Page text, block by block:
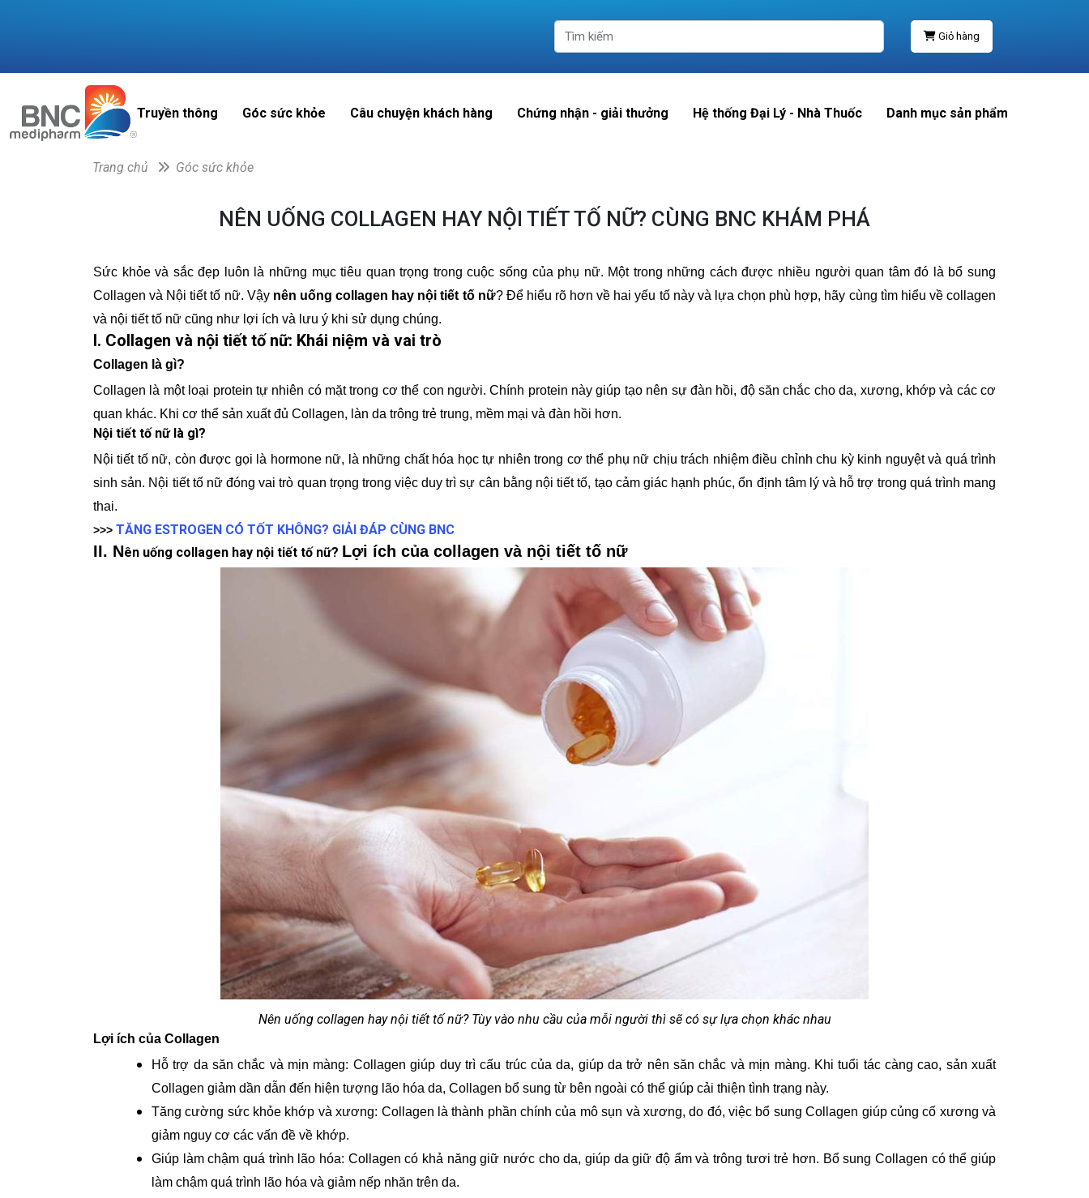
Giỏ hàng
Truyền thông Góc sức khỏe Câu chuyện khách hàng Chứng nhận - giải thưởng Hệ thống Đại Lý - Nhà Thuốc Danh mục sản phẩm
Trang chủ Góc sức khỏe
NÊN UỐNG COLLAGEN HAY NỘI TIẾT TỐ NỮ? CÙNG BNC KHÁM PHÁ
Sức khỏe và sắc đẹp luôn là những mục tiêu quan trọng trong cuộc sống của phụ nữ. Một trong những cách được nhiều người quan tâm đó là bổ sung
Collagen và Nội tiết tố nữ. Vậy nên uống collagen hay nội tiết tố nữ? Để hiểu rõ hơn về hai yếu tố này và lựa chọn phù hợp, hãy cùng tìm hiểu về collagen
và nội tiết tố nữ cũng như lợi ích và lưu ý khi sử dụng chúng.
I. Collagen và nội tiết tố nữ: Khái niệm và vai trò
Collagen là gì?
Collagen là một loại protein tự nhiên có mặt trong cơ thể con người. Chính protein này giúp tạo nên sự đàn hồi, độ săn chắc cho da, xương, khớp và các cơ
quan khác. Khi cơ thể sản xuất đủ Collagen, làn da trông trẻ trung, mềm mại và đàn hồi hơn.
Nội tiết tố nữ là gì?
Nội tiết tố nữ, còn được gọi là hormone nữ, là những chất hóa học tự nhiên trong cơ thể phụ nữ chịu trách nhiệm điều chỉnh chu kỳ kinh nguyệt và quá trình
sinh sản. Nội tiết tố nữ đóng vai trò quan trọng trong việc duy trì sự cân bằng nội tiết tố, tạo cảm giác hạnh phúc, ổn định tâm lý và hỗ trợ trong quá trình mang
thai.
>>> TĂNG ESTROGEN CÓ TỐT KHÔNG? GIẢI ĐÁP CÙNG BNC
II. Nên uống collagen hay nội tiết tố nữ? Lợi ích của collagen và nội tiết tố nữ
Nên uống collagen hay nội tiết tố nữ? Tùy vào nhu cầu của mỗi người thì sẽ có sự lựa chọn khác nhau
Lợi ích của Collagen
Hỗ trợ da săn chắc và mịn màng: Collagen giúp duy trì cấu trúc của da, giúp da trở nên săn chắc và mịn màng. Khi tuổi tác càng cao, sản xuất
Collagen giảm dần dẫn đến hiện tượng lão hóa da, Collagen bổ sung từ bên ngoài có thể giúp cải thiện tình trạng này.
Tăng cường sức khỏe khớp và xương: Collagen là thành phần chính của mô sụn và xương, do đó, việc bổ sung Collagen giúp củng cố xương và
giảm nguy cơ các vấn đề về khớp.
Giúp làm chậm quá trình lão hóa: Collagen có khả năng giữ nước cho da, giúp da giữ độ ẩm và trông tươi trẻ hơn. Bổ sung Collagen có thể giúp
làm chậm quá trình lão hóa và giảm nếp nhăn trên da.